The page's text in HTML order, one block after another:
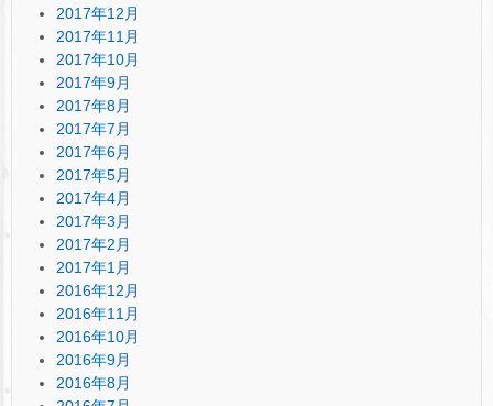
2017年12月
2017年11月
2017年10月
2017年9月
2017年8月
2017年7月
2017年6月
2017年5月
2017年4月
2017年3月
2017年2月
2017年1月
2016年12月
2016年11月
2016年10月
2016年9月
2016年8月